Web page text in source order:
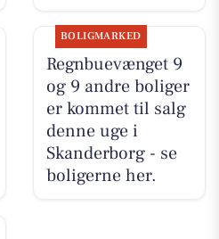
BOLIGMARKED
Regnbuevænget 9
og 9 andre boliger
er kommet til salg
denne uge i
Skanderborg - se
boligerne her.